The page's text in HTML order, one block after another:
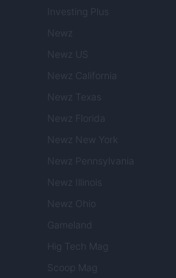
Investing Plus
Newz
Newz US
Newz California
Newz Texas
Newz Florida
Newz New York
Newz Pennsylvania
Newz Illinois
Newz Ohio
Gameland
Hig Tech Mag
Scoop Mag